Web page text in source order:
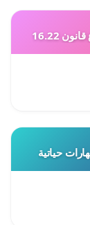
16.22
حياتية